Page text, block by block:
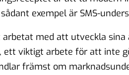
exempel är SMS-
med att utveckla
ett viktigt arbete för att inte
främst om